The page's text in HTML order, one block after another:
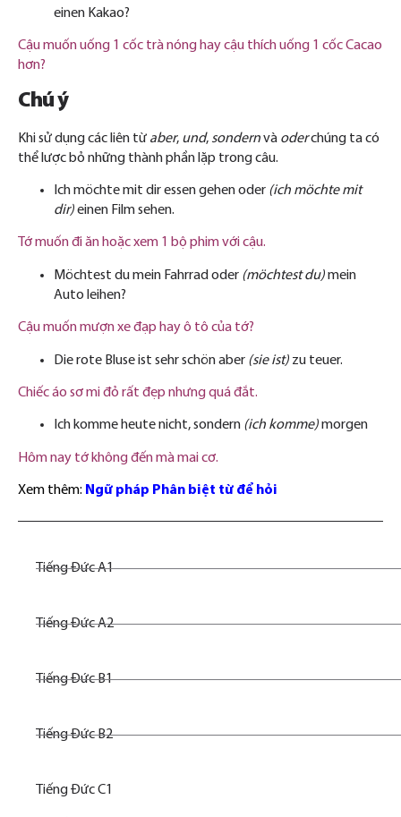
einen Kakao?
Cậu muốn uống 1 cốc trà nóng hay cậu thích uống 1 cốc Cacao
hơn?
Chú ý
Khi sử dụng các liên từ aber, und, sondernvà oderchúng ta có
thể lược bỏ những thành phần lặp trong câu.
Ich möchte mit dir essen gehen oder (ich möchte mit
dir)einen Film sehen.
Tớ muốn đi ăn hoặc xem 1 bộ phim với cậu.
Möchtest du mein Fahrrad oder (möchtest du)mein
Auto leihen?
Cậu muốn mượn xe đạp hay ô tô của tớ?
Die rote Bluse ist sehr schön aber (sie ist) zu teuer.
Chiếc áo sơ mi đỏ rất đẹp nhưng quá đắt.
Ich komme heute nicht, sondern (ich komme)morgen
Hôm nay tớ không đến mà mai cơ.
Xem thêm: Ngữ pháp Phân biệt từ để hỏi
Tiếng Đức A1
Tiếng Đức A2
Tiếng Đức B1
Tiếng Đức B2
Tiếng Đức C1